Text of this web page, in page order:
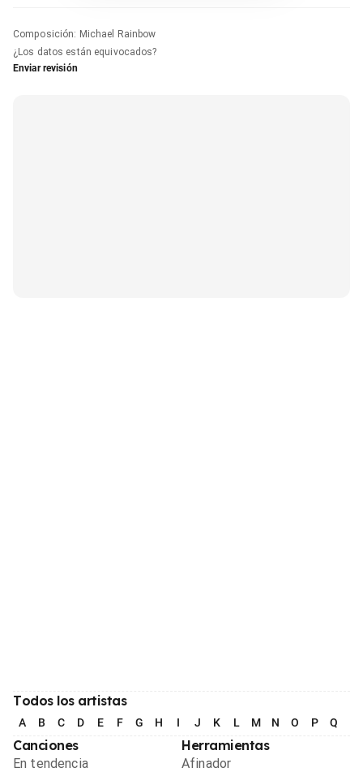
Composición: Michael Rainbow
¿Los datos están equivocados?
Enviar revisión
Todos los artistas
A B C D E F G H I J K L M N O P Q
Canciones
En tendencia
Herramientas
Afinador